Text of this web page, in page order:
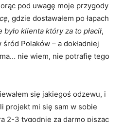
pod uwagę moje przygody
, gdzie dostawałem po łapach
było klienta który za to płacił,
Polaków – a dokładniej
nie wiem, nie potrafię tego
się jakiegoś odzewu, i
projekt mi się sam w sobie
2-3 tygodnie za darmo pisząc